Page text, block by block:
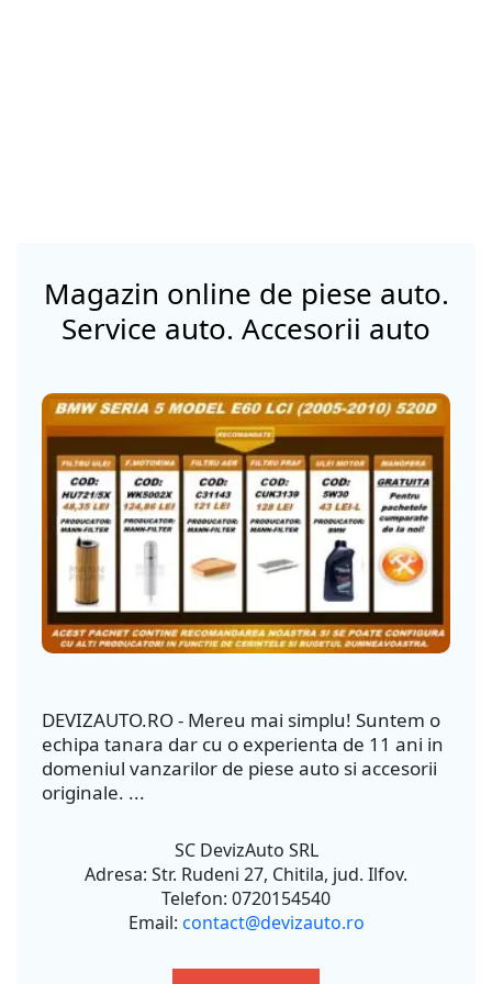
Magazin online de piese auto.
Service auto. Accesorii auto
DEVIZAUTO.RO - Mereu mai simplu! Suntem o
echipa tanara dar cu o experienta de 11 ani in
domeniul vanzarilor de piese auto si accesorii
originale. ...
SC DevizAuto SRL
Adresa: Str. Rudeni 27, Chitila, jud. Ilfov.
Telefon: 0720154540
Email: contact@devizauto.ro